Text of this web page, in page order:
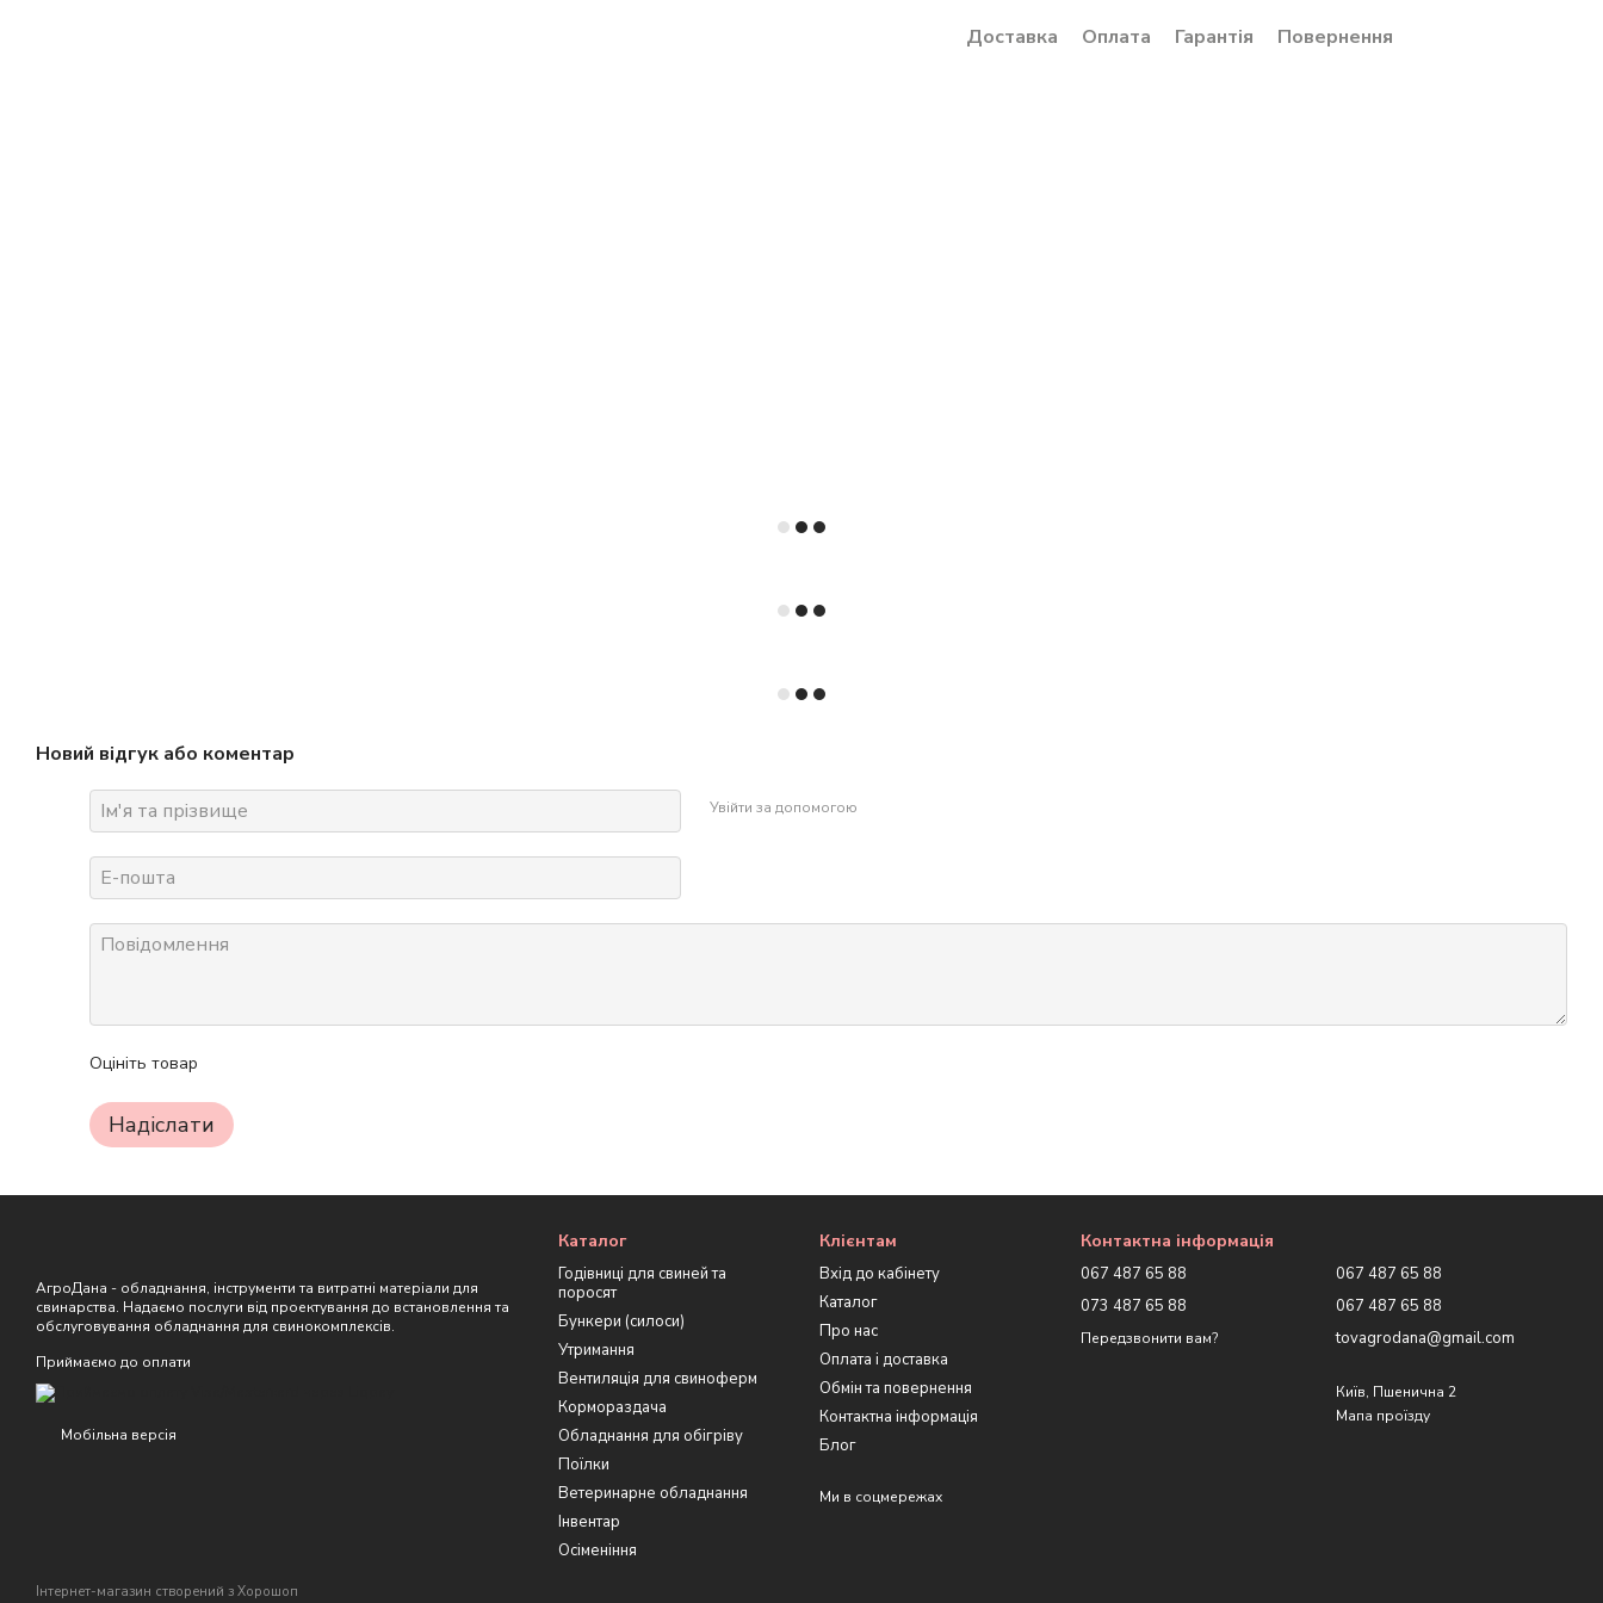
Доставка Оплата Гарантія Повернення
Новий відгук або коментар
Увійти за допомогою
Оцініть товар
Надіслати
АгроДана - обладнання, інструменти та витратні матеріали для
свинарства. Надаємо послуги від проектування до встановлення та
обслуговування обладнання для свинокомплексів.
Приймаємо до оплати
Мобільна версія
Інтернет-магазин створений з Хорошоп
Каталог
Годівниці для свиней та
поросят
Бункери (силоси)
Утримання
Вентиляція для свиноферм
Кормораздача
Обладнання для обігріву
Поїлки
Ветеринарне обладнання
Інвентар
Осіменіння
Клієнтам
Вхід до кабінету
Каталог
Про нас
Оплата і доставка
Обмін та повернення
Контактна інформація
Блог
Ми в соцмережах
Контактна інформація
067 487 65 88
073 487 65 88
Передзвонити вам?
067 487 65 88
067 487 65 88
tovagrodana@gmail.com
Київ, Пшенична 2
Мапа проїзду